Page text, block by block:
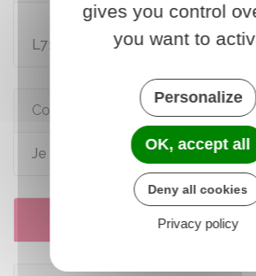
Code de la propriété
L713-1 à L713-6
Comment faire si...
Je crée une association
Services en ligne et formulaires
gives you control
you want to
Personalize
OK, accept all
Deny all cookies
Privacy policy